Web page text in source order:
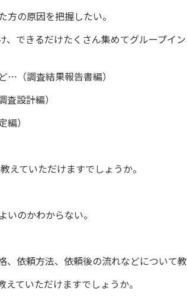
の原因を把握したい。
、できるだけたくさん集めてグループイ
…（調査結果報告書編）
設計編）
）
えていただけますでしょうか。
のかわからない。
依頼方法、依頼後の流れなどについて
ていただけますでしょうか。